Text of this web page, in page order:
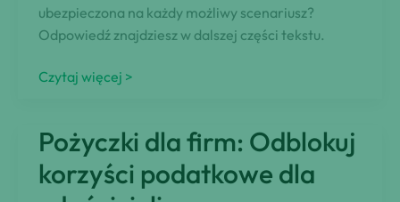
ubezpieczona na każdy możliwy scenariusz?
Odpowiedź znajdziesz w dalszej części tekstu.
Czy
jest
ubezpieczona
na
Czytaj więcej >
Pożyczki dla firm: Odblokuj
korzyści podatkowe dla